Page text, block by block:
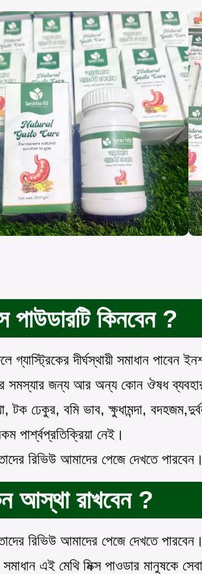
পাউডারটি কিনবেন ?
গ্যাস্ট্রিকের দীর্ঘস্থায়ী সমাধান পাবেন
সমস্যার জন্য আর অন্য কোন ঔষধ
টক ঢেকুর, বমি ভাব, ক্ষুধামন্দা,
পার্শ্বপ্রতিক্রিয়া নেই।
রিভিউ আমাদের পেজে দেখতে
আস্থা রাখবেন ?
রিভিউ আমাদের পেজে দেখতে
এই মেথি মিক্স পাওডার মানুষকে